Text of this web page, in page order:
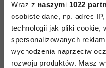
Wraz z naszymi 1022
osobiste dane, np. adres
technologii jak pliki cookie,
spersonalizowanych
wychodzenia naprzeciw
rozwoju produktów. Masz
Spodnie z
spodnie khaki z
Spodnie z wiskozy
z H&M to model dla